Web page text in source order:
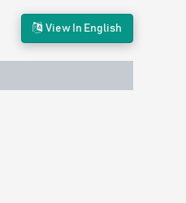
View In English